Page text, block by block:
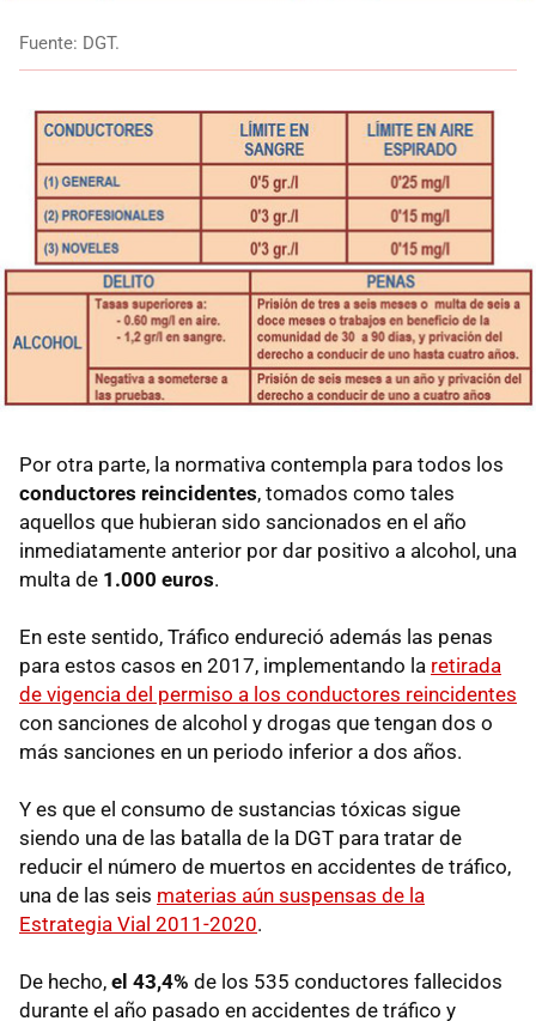
Fuente: DGT.
Por otra parte, la normativa contempla para todos los
conductores reincidentes, tomados como tales
aquellos que hubieran sido sancionados en el año
inmediatamente anterior por dar positivo a alcohol, una
multa de 1.000 euros.
En este sentido, Tráfico endureció además las penas
para estos casos en 2017, implementando la retirada
de vigencia del permiso a los conductores reincidentes
con sanciones de alcohol y drogas que tengan dos o
más sanciones en un periodo inferior a dos años.
Y es que el consumo de sustancias tóxicas sigue
siendo una de las batalla de la DGT para tratar de
reducir el número de muertos en accidentes de tráfico,
una de las seis materias aún suspensas de la
Estrategia Vial 2011-2020.
De hecho, el 43,4% de los 535 conductores fallecidos
durante el año pasado en accidentes de tráfico y